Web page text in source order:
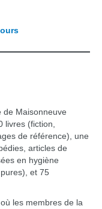
de Maisonneuve
livres (fiction,
de référence), une
articles de
en hygiène
et 75
les membres de la